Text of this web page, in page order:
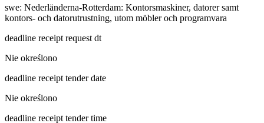
swe: Nederländerna-Rotterdam: Kontorsmaskiner, datorer samt
kontors- och datorutrustning, utom möbler och programvara
deadline receipt request dt
Nie określono
deadline receipt tender date
Nie określono
deadline receipt tender time